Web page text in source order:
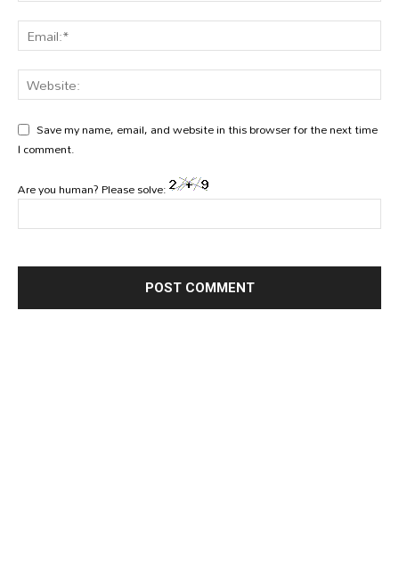
Save my name, email, and website in this browser for the next time
I comment.
Are you human? Please solve: